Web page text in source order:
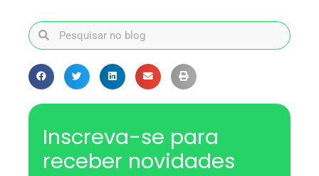
Inscreva-se para
receber novidades